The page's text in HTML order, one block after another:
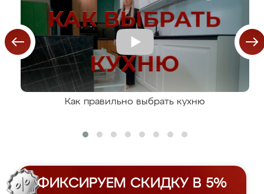
Как правильно выбрать кухню
ФИКСИРУЕМ СКИДКУ В 5%